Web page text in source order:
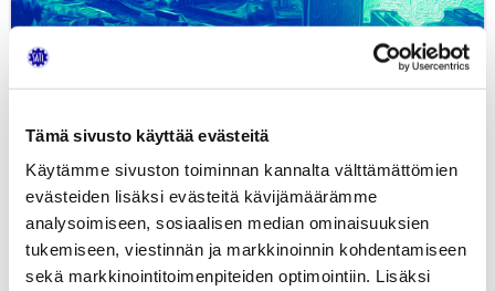
Tämä sivusto käyttää evästeitä
Käytämme sivuston toiminnan kannalta välttämättömien
evästeiden lisäksi evästeitä kävijämäärämme
analysoimiseen, sosiaalisen median ominaisuuksien
tukemiseen, viestinnän ja markkinoinnin kohdentamiseen
sekä markkinointitoimenpiteiden optimointiin. Lisäksi